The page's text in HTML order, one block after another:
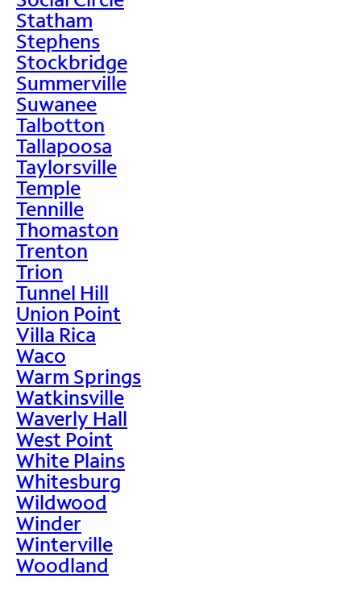
Statham
Stephens
Stockbridge
Summerville
Suwanee
Talbotton
Tallapoosa
Taylorsville
Temple
Tennille
Thomaston
Trenton
Trion
Tunnel Hill
Union Point
Villa Rica
Waco
Warm Springs
Watkinsville
Waverly Hall
West Point
White Plains
Whitesburg
Wildwood
Winder
Winterville
Woodland